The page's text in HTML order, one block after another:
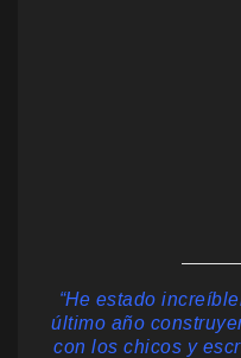
“He estado
último año
con los chicos y